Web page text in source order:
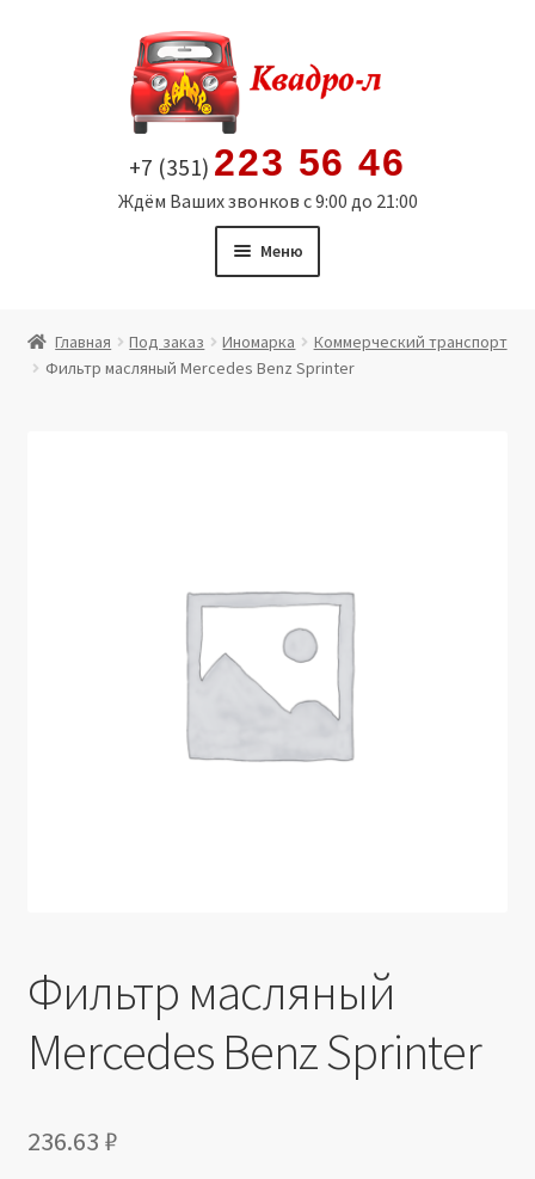
содержимому
+7 (351) 223 56 46
Ждём Ваших звонков с 9:00 до 21:00
Меню
Витрина
Юридические данные
Главная Под заказ Иномарка
Коммерческий транспорт
Фильтр масляный Mercedes Benz Sprinter
Фильтр масляный
Mercedes Benz Sprinter
236.63 ₽